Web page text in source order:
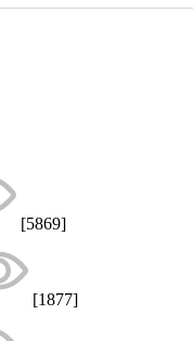
[5869]
[1877]